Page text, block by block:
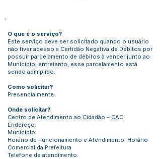
O que é o serviço?
Este serviço deve ser solicitado quando o usuário
não tiver acesso a Certidão Negativa de Débitos por
possuir parcelamento de débitos à vencer junto ao
Município, entretanto, esse parcelamento está
sendo adimplido.
Como solicitar?
Presencialmente
Onde solicitar?
Centro de Atendimento ao Cidadão – CAC
Endereço:
Município:
Horário de Funcionamento e Atendimento: Horário
Comercial da Prefeitura
Telefone de atendimento: